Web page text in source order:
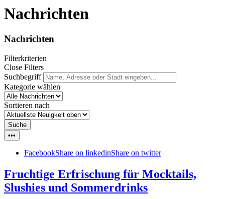
Nachrichten
Nachrichten
Filterkriterien
Close Filters
Suchbegriff
Kategorie wählen
Sortieren nach
Suche
•••
FacebookShare on linkedinShare on twitter
Fruchtige Erfrischung für Mocktails,
Slushies und Sommerdrinks